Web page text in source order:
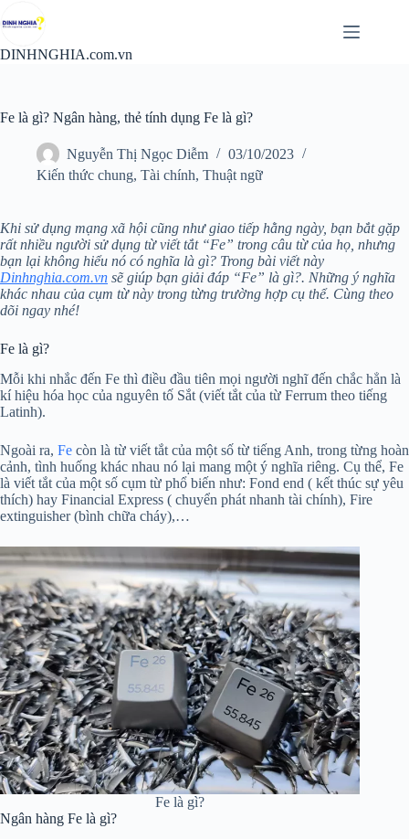
đến
nội
DINHNGHIA.com.vn
Fe là gì? Ngân hàng, thẻ tính dụng Fe là gì?
Nguyễn Thị Ngọc Diễm
03/10/2023
Kiến thức chung, Tài chính, Thuật ngữ
Khi sử dụng mạng xã hội cũng như giao tiếp hằng ngày, bạn bắt gặp
rất nhiều người sử dụng từ viết tắt “Fe” trong câu từ của họ, nhưng
bạn lại không hiểu nó có nghĩa là gì? Trong bài viết này
Dinhnghia.com.vn sẽ giúp bạn giải đáp “Fe” là gì?. Những ý nghĩa
khác nhau của cụm từ này trong từng trường hợp cụ thể. Cùng theo
dõi ngay nhé!
Fe là gì?
Mỗi khi nhắc đến Fe thì điều đầu tiên mọi người nghĩ đến chắc hẳn là
kí hiệu hóa học của nguyên tố Sắt (viết tắt của từ Ferrum theo tiếng
Latinh).
Ngoài ra, Fe còn là từ viết tắt của một số từ tiếng Anh, trong từng hoàn
cảnh, tình huống khác nhau nó lại mang một ý nghĩa riêng. Cụ thể, Fe
là viết tắt của một số cụm từ phổ biến như: Fond end ( kết thúc sự yêu
thích) hay Financial Express ( chuyển phát nhanh tài chính), Fire
extinguisher (bình chữa cháy),…
Fe là gì?
Ngân hàng Fe là gì?